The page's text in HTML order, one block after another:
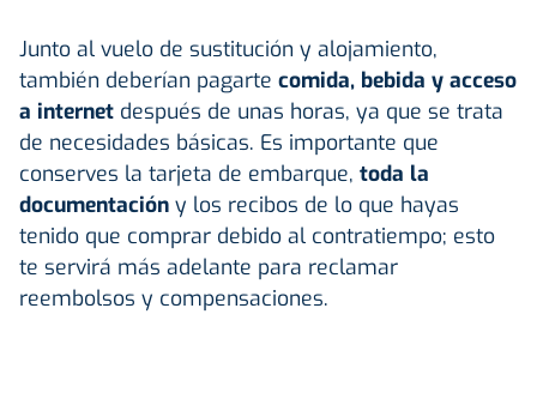
Junto al vuelo de sustitución y alojamiento,
también deberían pagarte comida, bebida y acceso
a internet después de unas horas, ya que se trata
de necesidades básicas. Es importante que
conserves la tarjeta de embarque, toda la
documentación y los recibos de lo que hayas
tenido que comprar debido al contratiempo; esto
te servirá más adelante para reclamar
reembolsos y compensaciones.